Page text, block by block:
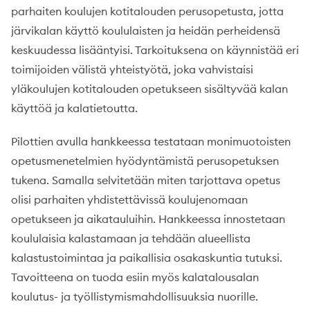
parhaiten koulujen kotitalouden perusopetusta, jotta
järvikalan käyttö koululaisten ja heidän perheidensä
keskuudessa lisääntyisi. Tarkoituksena on käynnistää eri
toimijoiden välistä yhteistyötä, joka vahvistaisi
yläkoulujen kotitalouden opetukseen sisältyvää kalan
käyttöä ja kalatietoutta.
Pilottien avulla hankkeessa testataan monimuotoisten
opetusmenetelmien hyödyntämistä perusopetuksen
tukena. Samalla selvitetään miten tarjottava opetus
olisi parhaiten yhdistettävissä koulujenomaan
opetukseen ja aikatauluihin. Hankkeessa innostetaan
koululaisia kalastamaan ja tehdään alueellista
kalastustoimintaa ja paikallisia osakaskuntia tutuksi.
Tavoitteena on tuoda esiin myös kalatalousalan
koulutus- ja työllistymismahdollisuuksia nuorille.